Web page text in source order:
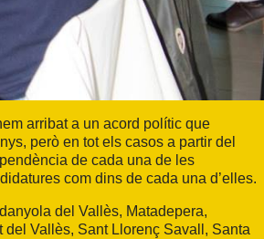
arribat a un acord polític que
però en tot els casos a partir del
de cada una de les
com dins de cada una d’elles.
del Vallès, Matadepera,
Vallès, Sant Llorenç Savall, Santa